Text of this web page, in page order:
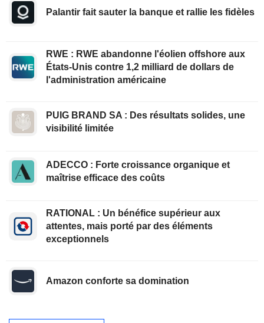
Palantir fait sauter la banque et rallie les fidèles
RWE : RWE abandonne l'éolien offshore aux
États-Unis contre 1,2 milliard de dollars de
l'administration américaine
PUIG BRAND SA : Des résultats solides, une
visibilité limitée
ADECCO : Forte croissance organique et
maîtrise efficace des coûts
RATIONAL : Un bénéfice supérieur aux
attentes, mais porté par des éléments
exceptionnels
Amazon conforte sa domination